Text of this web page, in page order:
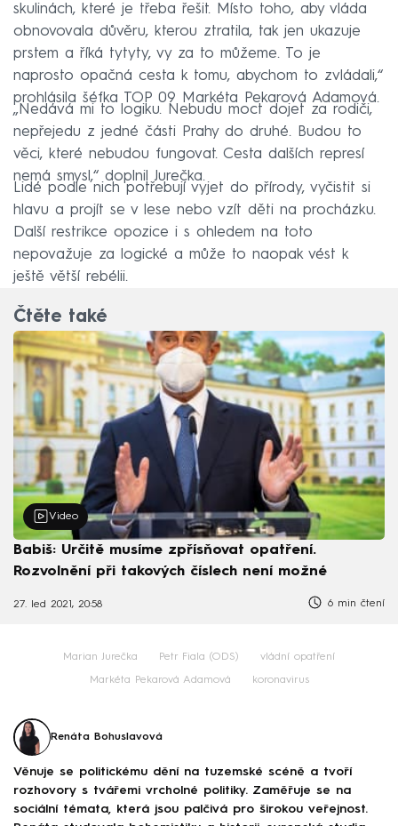
skulinách, které je třeba řešit. Místo toho, aby vláda
obnovovala důvěru, kterou ztratila, tak jen ukazuje
prstem a říká tytyty, vy za to můžeme. To je
naprosto opačná cesta k tomu, abychom to zvládali,“
prohlásila šéfka TOP 09 Markéta Pekarová Adamová.
„Nedává mi to logiku. Nebudu moct dojet za rodiči,
nepřejedu z jedné části Prahy do druhé. Budou to
věci, které nebudou fungovat. Cesta dalších represí
nemá smysl,“ doplnil Jurečka.
Lidé podle nich potřebují vyjet do přírody, vyčistit si
hlavu a projít se v lese nebo vzít děti na procházku.
Další restrikce opozice i s ohledem na toto
nepovažuje za logické a může to naopak vést k
ještě větší rebélii.
Čtěte také
Video
Babiš: Určitě musíme zpřísňovat opatření.
Rozvolnění při takových číslech není možné
27. led 2021, 20:58 6 min čtení
Marian Jurečka Petr Fiala (ODS) vládní opatření
Markéta Pekarová Adamová koronavirus
Renáta Bohuslavová
Věnuje se politickému dění na tuzemské scéně a tvoří
rozhovory s tvářemi vrcholné politiky. Zaměřuje se na
sociální témata, která jsou palčivá pro širokou veřejnost.